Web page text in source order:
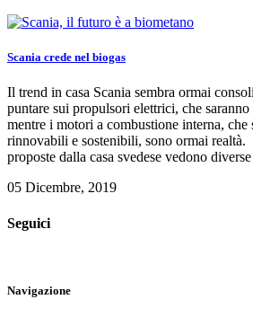
Scania crede nel biogas
Il trend in casa Scania sembra ormai
puntare sui propulsori elettrici, che
mentre i motori a combustione interna, che
rinnovabili e sostenibili, sono ormai realtà.
proposte dalla casa svedese vedono
05 Dicembre, 2019
Seguici
Navigazione